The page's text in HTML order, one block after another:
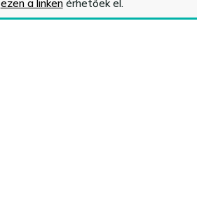
ezen a linkenérhetőek el.